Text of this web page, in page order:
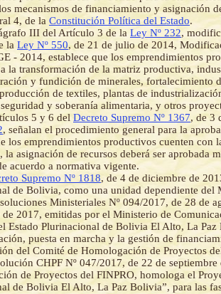
mecanismos de financiamiento y asignación
4, de la Constitución Política del Estado.
III del Artículo 3 de la Ley Nº 232,
la Ley Nº 550, de 21 de julio de 2014,
- 2014, establece que los emprendimientos
la transformación de la matriz productiva,
y fundición de minerales, fortalecimiento
de textiles, plantas de
y soberanía alimentaria, y otros
5 y 6 delDecreto Supremo Nº 1367, de 3
, señalan el procedimiento general para la
los emprendimientos productivos cuenten con
la asignación de recursos deberá ser aprobada
acuerdo a normativa vigente.
Supremo Nº 1818, de 4 de diciembre de
de Bolivia, como una unidad dependiente del
Ministeriales Nº 094/2017, de 28 de
de 2017, emitidas por el Ministerio de
Estado Plurinacional de Bolivia El Alto, La Paz
puesta en marcha y la gestión de
del Comité de Homologación de Proyectos
CHPF Nº 047/2017, de 22 de
de Proyectos del FINPRO, homologa el
de Bolivia El Alto, La Paz Bolivia”, para las